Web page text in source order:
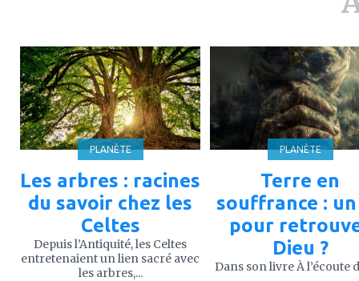
à
mes
favoris
PLANÈTE
Les arbres : racines
du savoir chez les
Celtes
Depuis l’Antiquité, les Celtes
entretenaient un lien sacré avec
les arbres,...
favoris
PLANÈTE
Terre en
souffrance :
pour
Dieu ?
Dans son livre À l’écoute